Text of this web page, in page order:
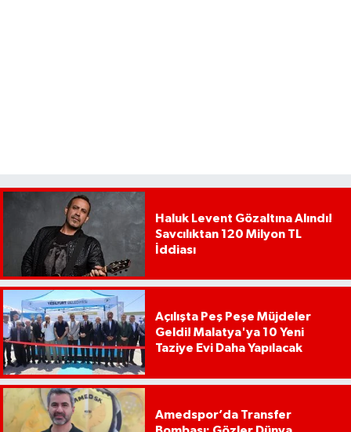
Haluk Levent Gözaltına Alındı!
Savcılıktan 120 Milyon TL
İddiası
Açılışta Peş Peşe Müjdeler
Geldi! Malatya'ya 10 Yeni
Taziye Evi Daha Yapılacak
Amedspor’da Transfer